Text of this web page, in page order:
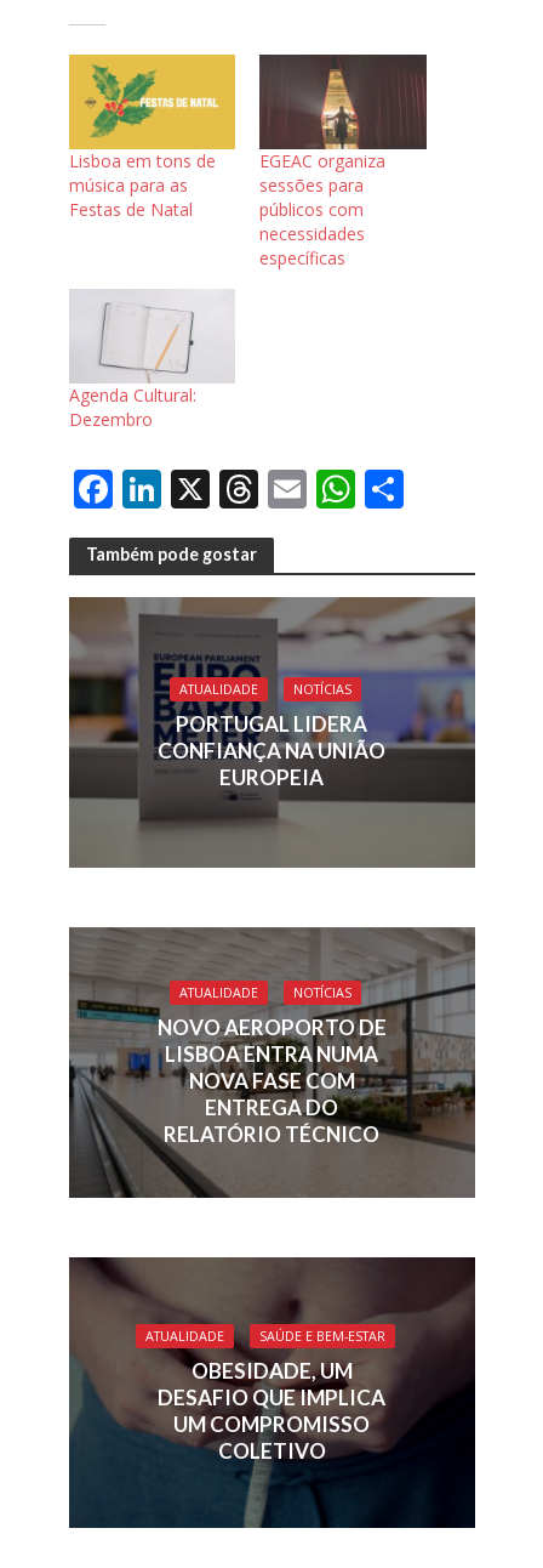
Lisboa em tons de
música para as
Festas de Natal
EGEAC organiza
sessões para
públicos com
necessidades
específicas
Agenda Cultural:
Dezembro
F
ac
e
b
o
o
k
Li
n
k
e
dI
n
X T
h
re
a
d
s
E
m
ai
l
W
h
at
s
A
p
p
S
ar
e
Também pode gostar
ATUALIDADE NOTÍCIAS
PORTUGAL LIDERA
CONFIANÇA NA UNIÃO
EUROPEIA
ATUALIDADE NOTÍCIAS
NOVO AEROPORTO DE
LISBOA ENTRA NUMA
NOVA FASE COM
ENTREGA DO
RELATÓRIO TÉCNICO
ATUALIDADE SAÚDE E BEM-ESTAR
OBESIDADE, UM
DESAFIO QUE IMPLICA
UM COMPROMISSO
COLETIVO